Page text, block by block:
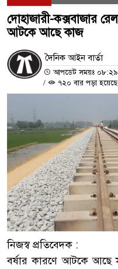
দোহাজারী-কক্সবাজার
আটকে আছে কাজ
দৈনিক আইন বার্তা
আপডেট সময়ঃ
/
৭২০ বার পড়া হয়েছে
নিজস্ব প্রতিবেদক :
বর্ষার কারণে আটকে আছে